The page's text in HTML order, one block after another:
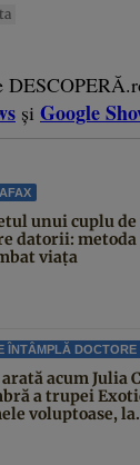
și Google
unui cuplu
datorii:
viața
ÎNTÂMPLĂ DOCTORE
acum Julia
a trupei
voluptoase,